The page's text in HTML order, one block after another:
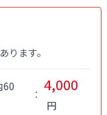
ります。
60
： 4,000
円